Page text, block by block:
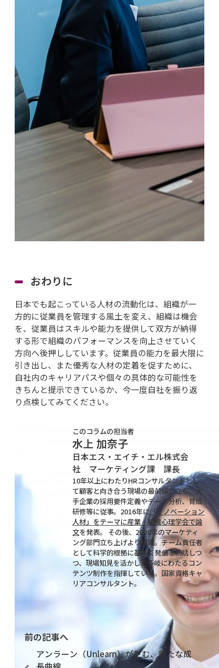
おわりに
日本でも起こっている人材の流動化は、組織が一
方的に従業員を管理する風土を変え、組織は機会
を、従業員はスキルや能力を提供して双方が納得
する形で組織のパフォーマンスを向上させていく
方向へ後押ししています。従業員の能力を最大限に
引き出し、また優秀な人材の定着を促すために、
自社内のキャリアパスや個々の具体的な可能性を
きちんと提示できているか、今一度自社を振り返
り点検してみてください。
このコラムの担当者
水上 加奈子
日本エス・エイチ・エル株式会
社 マーケティング課 課長
10年以上にわたりHRコンサルタントとし
て顧客と向き合う現場の最前線に立ち、大
手企業の採用要件定義やデータ分析、育成
研修等に従事。2016年に「イノベーション
人材」をテーマに産業・組織心理学会で論
文を発表。 その後、2020年のマーケティ
ング部門立ち上げより現職。チーム責任者
として科学的根拠に基づく発信を統括しつ
つ、現場知見を活かした多岐にわたるコン
テンツ制作を指揮している。国家資格キャ
リアコンサルタント。
前の記事へ
アンラーン（Unlearn）が生む、新たな成